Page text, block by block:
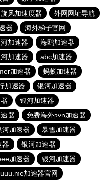
旋风加速度器
外网网址导航
器
海外梯子官网
加速器
海鸥加速器
加速器
abc加速器
加速器
蚂蚁加速器
加速器
银河加速器
银河加速器
器
免费海外pvn加速器
河加速器
暴雪加速器
器
银河加速器
加速器
银河加速器
加速器官网